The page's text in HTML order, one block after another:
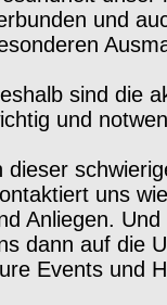
und
sind die
und
dieser
uns
Anliegen.
dann auf die
Events und